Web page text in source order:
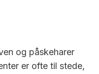
og påskeharer
er ofte til stede,